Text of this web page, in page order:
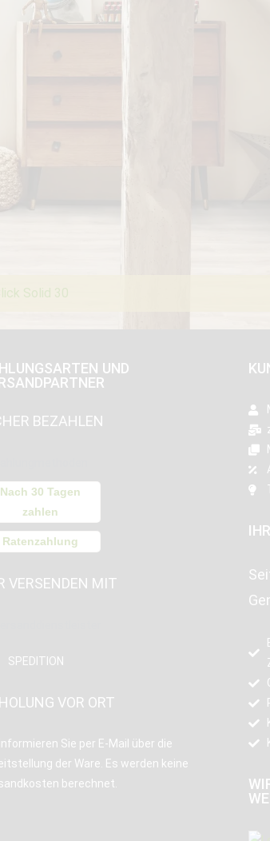
UND
BEZAHLEN
Nach 30 Tagen
zahlen
Ratenzahlung
VERSENDEN MIT
SPEDITION
VOR ORT
Sie per E-Mail über die
der Ware. Es werden keine
berechnet.